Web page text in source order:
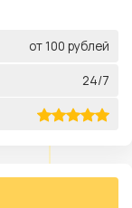
от 100 рублей
24/7